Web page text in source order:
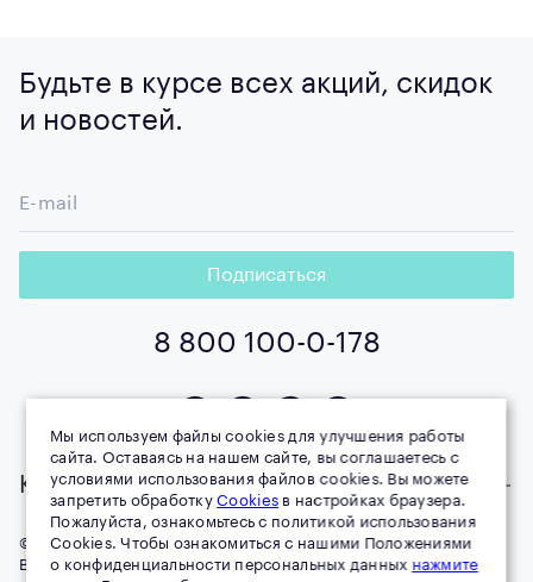
Будьте в курсе всех акций, скидок
и новостей.
E-mail
Подписаться
8 800 100-0-178
Компания
© 1996–2026 MIRRA all rights reserved
Воспроизведение материалов данного сайта возможно при
Мы используем файлы cookies для улучшения работы
сайта. Оставаясь на нашем сайте, вы соглашаетесь с
условиями использования файлов cookies. Вы можете
запретить обработку Cookies в настройках браузера.
Пожалуйста, ознакомьтесь с политикой использования
Cookies. Чтобы ознакомиться с нашими Положениями
о конфиденциальности персональных данных нажмите